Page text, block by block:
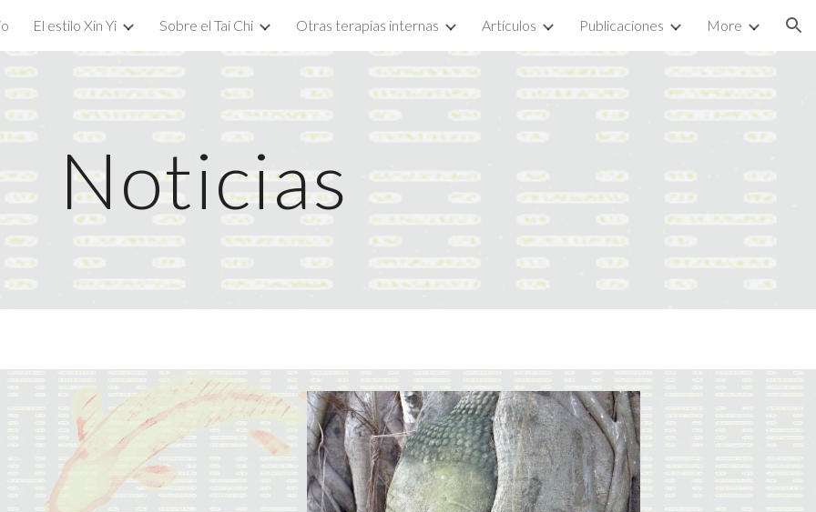
to main content Skip to navigation
El estilo Xin Yi Sobre el Tai Chi Otras terapias internas Artículos Publicaciones More
Noticias